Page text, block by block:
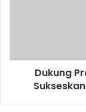
Dukung